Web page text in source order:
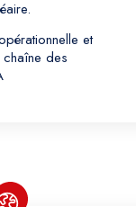
et
des